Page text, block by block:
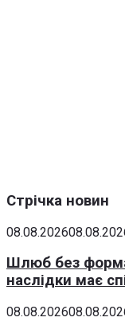
Стрічка новин
08.08.2026
Шлюб без
наслідки має
08.08.2026